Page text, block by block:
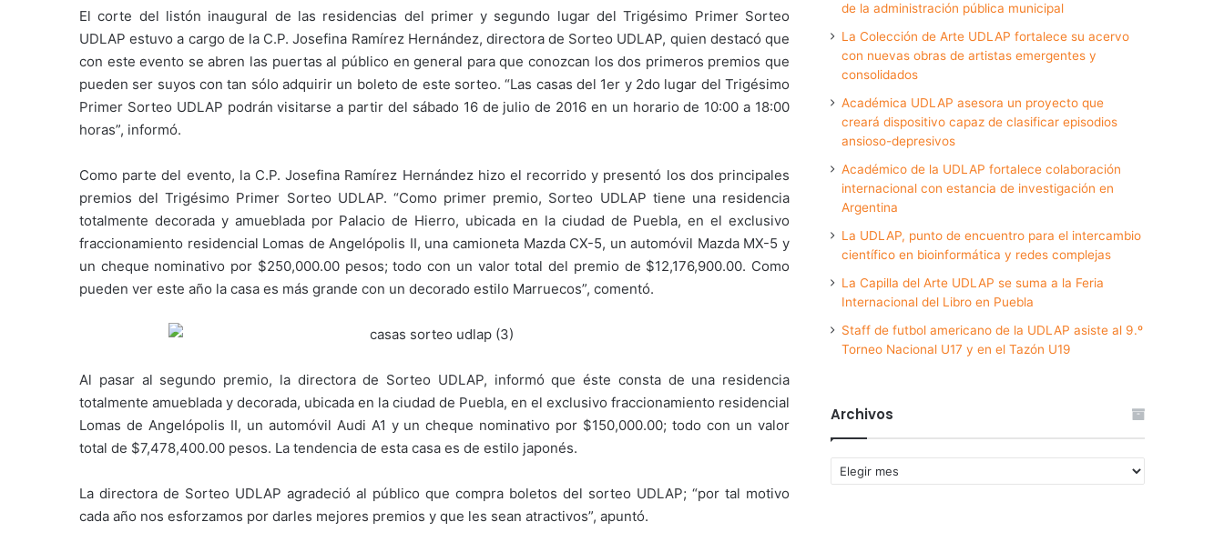
El corte del listón inaugural de las residencias del primer y segundo lugar del Trigésimo Primer Sorteo
UDLAP estuvo a cargo de la C.P. Josefina Ramírez Hernández, directora de Sorteo UDLAP, quien destacó que
con este evento se abren las puertas al público en general para que conozcan los dos primeros premios que
pueden ser suyos con tan sólo adquirir un boleto de este sorteo. “Las casas del 1er y 2do lugar del Trigésimo
Primer Sorteo UDLAP podrán visitarse a partir del sábado 16 de julio de 2016 en un horario de 10:00 a 18:00
horas”, informó.
Como parte del evento, la C.P. Josefina Ramírez Hernández hizo el recorrido y presentó los dos principales
premios del Trigésimo Primer Sorteo UDLAP. “Como primer premio, Sorteo UDLAP tiene una residencia
totalmente decorada y amueblada por Palacio de Hierro, ubicada en la ciudad de Puebla, en el exclusivo
fraccionamiento residencial Lomas de Angelópolis II, una camioneta Mazda CX-5, un automóvil Mazda MX-5 y
un cheque nominativo por $250,000.00 pesos; todo con un valor total del premio de $12,176,900.00. Como
pueden ver este año la casa es más grande con un decorado estilo Marruecos”, comentó.
Al pasar al segundo premio, la directora de Sorteo UDLAP, informó que éste consta de una residencia
totalmente amueblada y decorada, ubicada en la ciudad de Puebla, en el exclusivo fraccionamiento residencial
Lomas de Angelópolis II, un automóvil Audi A1 y un cheque nominativo por $150,000.00; todo con un valor
total de $7,478,400.00 pesos. La tendencia de esta casa es de estilo japonés.
La directora de Sorteo UDLAP agradeció al público que compra boletos del sorteo UDLAP; “por tal motivo
cada año nos esforzamos por darles mejores premios y que les sean atractivos”, apuntó.
de la administración pública municipal
La Colección de Arte UDLAP fortalece su acervo
con nuevas obras de artistas emergentes y
consolidados
Académica UDLAP asesora un proyecto que
creará dispositivo capaz de clasificar episodios
ansioso-depresivos
Académico de la UDLAP fortalece colaboración
internacional con estancia de investigación en
Argentina
La UDLAP, punto de encuentro para el intercambio
científico en bioinformática y redes complejas
La Capilla del Arte UDLAP se suma a la Feria
Internacional del Libro en Puebla
Staff de futbol americano de la UDLAP asiste al 9.º
Torneo Nacional U17 y en el Tazón U19
Archivos
Archivos